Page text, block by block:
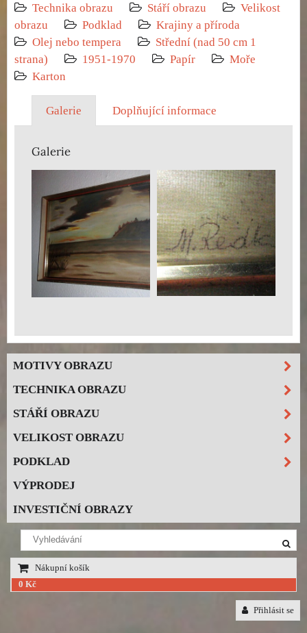
Technika obrazu
Stáří obrazu
Velikost
obrazu
Podklad
Krajiny a příroda
Olej nebo tempera
Střední (nad 50 cm 1
strana)
1951-1970 Papír
Moře
Karton
Galerie Doplňující informace
Galerie
MOTIVY OBRAZU
TECHNIKA OBRAZU
STÁŘÍ OBRAZU
VELIKOST OBRAZU
PODKLAD
VÝPRODEJ
INVESTIČNÍ OBRAZY
Nákupní košík
0 Kč
Přihlásit se